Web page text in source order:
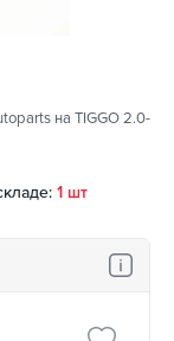
на TIGGO 2.0-
1 шт